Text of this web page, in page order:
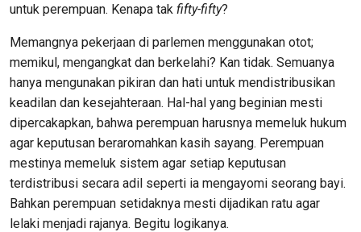
untuk perempuan. Kenapa tak fifty-fifty?
Memangnya pekerjaan di parlemen menggunakan otot;
memikul, mengangkat dan berkelahi? Kan tidak. Semuanya
hanya mengunakan pikiran dan hati untuk mendistribusikan
keadilan dan kesejahteraan. Hal-hal yang beginian mesti
dipercakapkan, bahwa perempuan harusnya memeluk hukum
agar keputusan beraromahkan kasih sayang. Perempuan
mestinya memeluk sistem agar setiap keputusan
terdistribusi secara adil seperti ia mengayomi seorang bayi.
Bahkan perempuan setidaknya mesti dijadikan ratu agar
lelaki menjadi rajanya. Begitu logikanya.